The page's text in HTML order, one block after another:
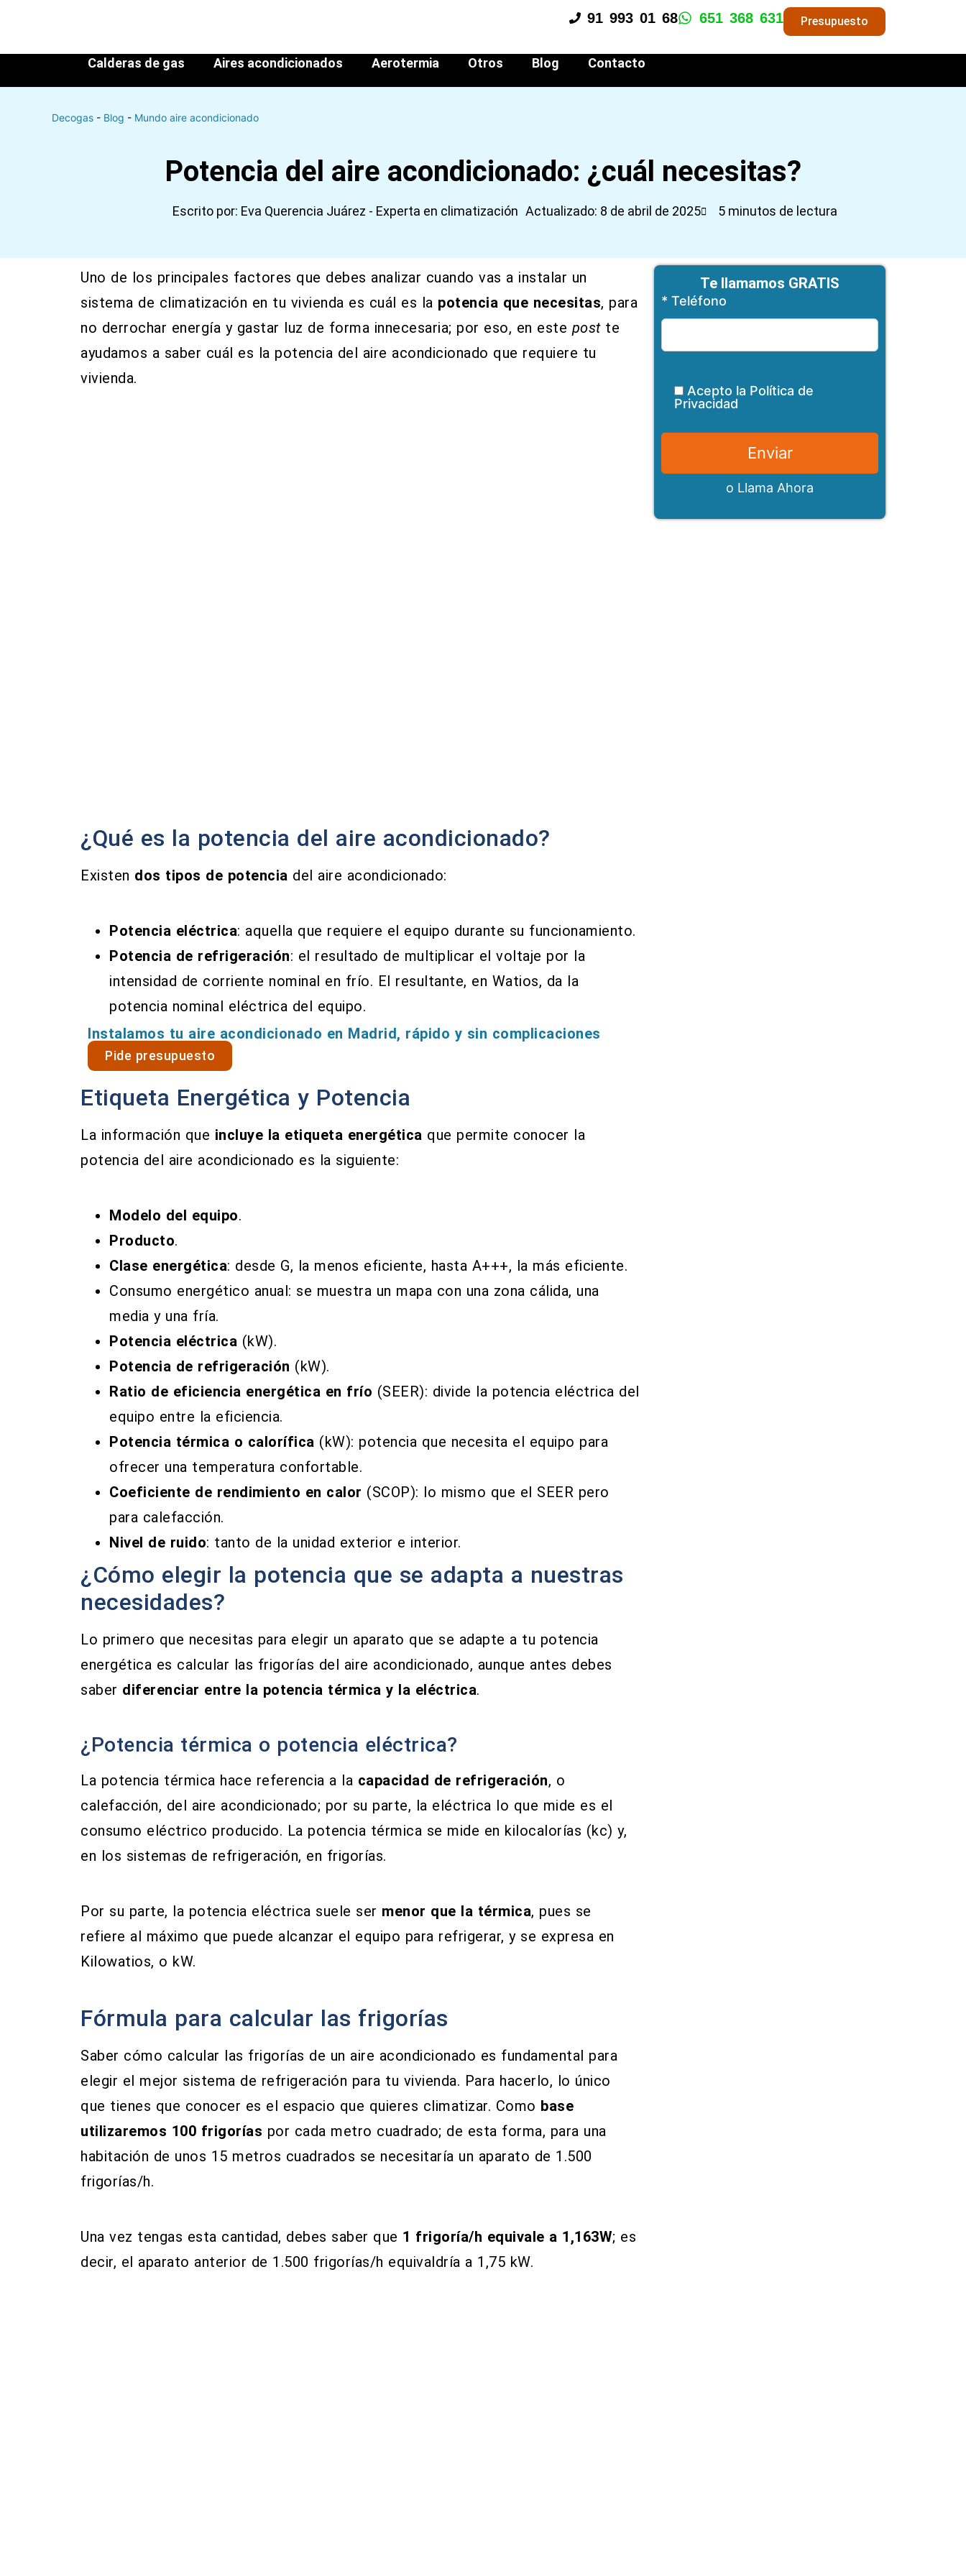
Presupuesto
651 368 631
91 993 01 68
Calderas de gas Aires acondicionados Aerotermia Otros Blog Contacto
Decogas - Blog - Mundo aire acondicionado
Potencia del aire acondicionado: ¿cuál necesitas?
Escrito por: Eva Querencia Juárez - Experta en climatización Actualizado: 8 de abril de 2025 5 minutos de lectura
Uno de los principales factores que debes analizar cuando vas a instalar un
sistema de climatización en tu vivienda es cuál es la potencia que necesitas, para
no derrochar energía y gastar luz de forma innecesaria; por eso, en este post te
ayudamos a saber cuál es la potencia del aire acondicionado que requiere tu
vivienda.
¿Qué es la potencia del aire acondicionado?
Existen dos tipos de potencia del aire acondicionado:
Potencia eléctrica: aquella que requiere el equipo durante su funcionamiento.
Potencia de refrigeración: el resultado de multiplicar el voltaje por la
intensidad de corriente nominal en frío. El resultante, en Watios, da la
potencia nominal eléctrica del equipo.
Instalamos tu aire acondicionado en Madrid, rápido y sin complicaciones
Pide presupuesto
Etiqueta Energética y Potencia
La información que incluye la etiqueta energética que permite conocer la
potencia del aire acondicionado es la siguiente:
Modelo del equipo.
Producto.
Clase energética: desde G, la menos eficiente, hasta A+++, la más eficiente.
Consumo energético anual: se muestra un mapa con una zona cálida, una
media y una fría.
Potencia eléctrica (kW).
Potencia de refrigeración (kW).
Ratio de eficiencia energética en frío (SEER): divide la potencia eléctrica del
equipo entre la eficiencia.
Potencia térmica o calorífica (kW): potencia que necesita el equipo para
ofrecer una temperatura confortable.
Coeficiente de rendimiento en calor (SCOP): lo mismo que el SEER pero
para calefacción.
Nivel de ruido: tanto de la unidad exterior e interior.
¿Cómo elegir la potencia que se adapta a nuestras
necesidades?
Lo primero que necesitas para elegir un aparato que se adapte a tu potencia
energética es calcular las frigorías del aire acondicionado, aunque antes debes
saber diferenciar entre la potencia térmica y la eléctrica.
¿Potencia térmica o potencia eléctrica?
La potencia térmica hace referencia a la capacidad de refrigeración, o
calefacción, del aire acondicionado; por su parte, la eléctrica lo que mide es el
consumo eléctrico producido. La potencia térmica se mide en kilocalorías (kc) y,
en los sistemas de refrigeración, en frigorías.
Por su parte, la potencia eléctrica suele ser menor que la térmica, pues se
refiere al máximo que puede alcanzar el equipo para refrigerar, y se expresa en
Kilowatios, o kW.
Fórmula para calcular las frigorías
Saber cómo calcular las frigorías de un aire acondicionado es fundamental para
elegir el mejor sistema de refrigeración para tu vivienda. Para hacerlo, lo único
que tienes que conocer es el espacio que quieres climatizar. Como base
utilizaremos 100 frigorías por cada metro cuadrado; de esta forma, para una
habitación de unos 15 metros cuadrados se necesitaría un aparato de 1.500
frigorías/h.
Una vez tengas esta cantidad, debes saber que 1 frigoría/h equivale a 1,163W; es
decir, el aparato anterior de 1.500 frigorías/h equivaldría a 1,75 kW.
Te llamamos GRATIS
* Teléfono
Acepto la Política de
Privacidad
o Llama Ahora